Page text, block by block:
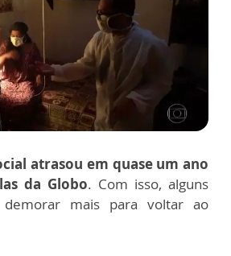
atrasou em quase um ano
da Globo. Com isso, alguns
mais para voltar ao